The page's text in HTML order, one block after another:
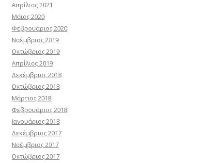
Απρίλιος 2021
Μάιος 2020
Φεβρουάριος 2020
Νοέμβριος 2019
Οκτώβριος 2019
Απρίλιος 2019
Δεκέμβριος 2018
Οκτώβριος 2018
Μάρτιος 2018
Φεβρουάριος 2018
Ιανουάριος 2018
Δεκέμβριος 2017
Νοέμβριος 2017
Οκτώβριος 2017